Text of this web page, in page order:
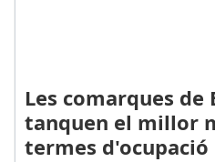
Les comarques de
tanquen el millor
termes d'ocupació